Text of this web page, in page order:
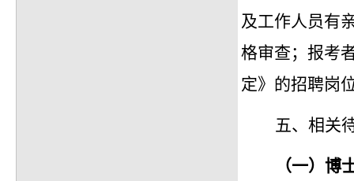
及工作人员有
格审查；报考
定》的招聘岗
五、 相关
（一）博